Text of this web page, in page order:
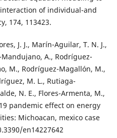
of individual-and
174, 113423.
J. J., Marín-Aguilar, T. N. J.,
A., Rodríguez-
M., Rodríguez-Magallón, M.,
M. L., Rutiaga-
N. E., Flores-Armenta, M.,
pandemic effect on energy
Michoacan, mexico case
en14227642